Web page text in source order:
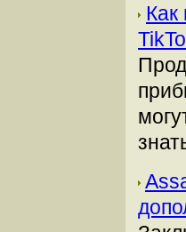
Как